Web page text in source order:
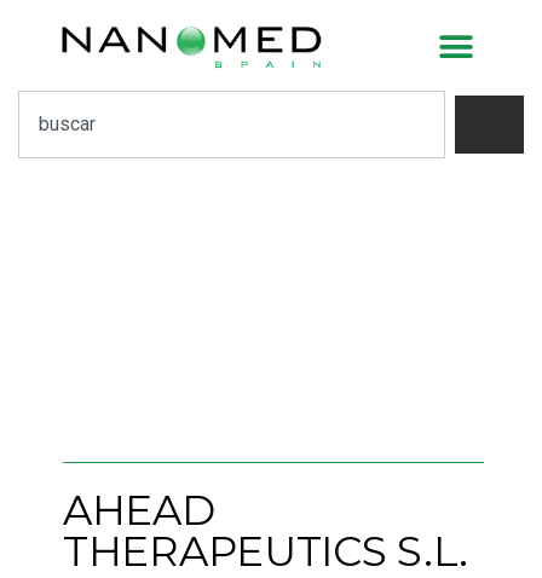
Ahead Therapeutics
S.L.
AHEAD
THERAPEUTICS S.L.